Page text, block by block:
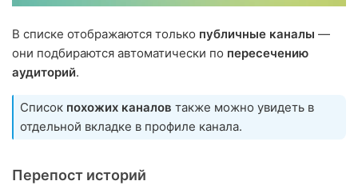
В списке отображаются только публичные каналы —
они подбираются автоматически по пересечению
аудиторий.
Список похожих каналов также можно увидеть в
отдельной вкладке в профиле канала.
Перепост историй